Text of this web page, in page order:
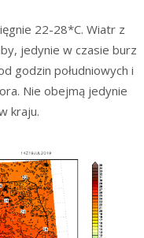
22-28*C. Wiatr z
jedynie w czasie burz
godzin południowych i
Nie obejmą jedynie
kraju.